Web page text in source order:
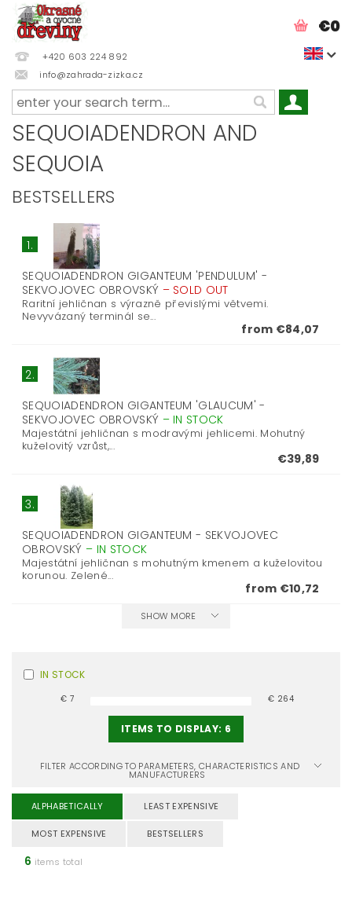
+420 603 224 892
info@zahrada-zizka.cz
€0
SEQUOIADENDRON AND
SEQUOIA
BESTSELLERS
1.
SEQUOIADENDRON GIGANTEUM 'PENDULUM' -
SEKVOJOVEC OBROVSKÝ – SOLD OUT
Raritní jehličnan s výrazně převislými větvemi.
Nevyvázaný terminál se...
from €84,07
2.
SEQUOIADENDRON GIGANTEUM 'GLAUCUM' -
SEKVOJOVEC OBROVSKÝ – IN STOCK
Majestátní jehličnan s modravými jehlicemi. Mohutný
kuželovitý vzrůst,...
€39,89
3.
SEQUOIADENDRON GIGANTEUM - SEKVOJOVEC
OBROVSKÝ – IN STOCK
Majestátní jehličnan s mohutným kmenem a kuželovitou
korunou. Zelené...
from €10,72
SHOW MORE
IN STOCK
€7 € 264
ITEMS TO DISPLAY: 6
FILTER ACCORDING TO PARAMETERS, CHARACTERISTICS AND
MANUFACTURERS
ALPHABETICALLY LEAST EXPENSIVE
MOST EXPENSIVE BESTSELLERS
6 items total